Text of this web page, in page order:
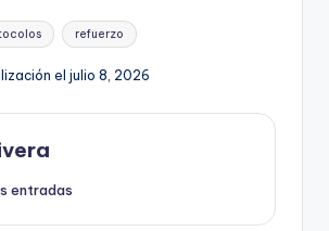
refuerzo
el julio 8, 2026
entradas